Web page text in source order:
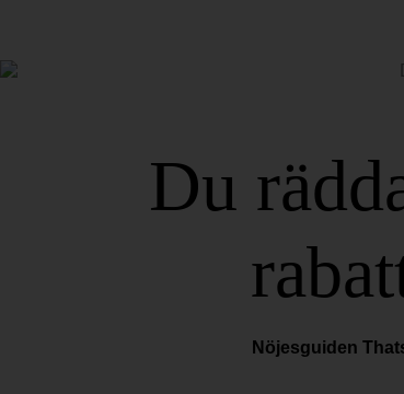
Du
Nöjesguiden